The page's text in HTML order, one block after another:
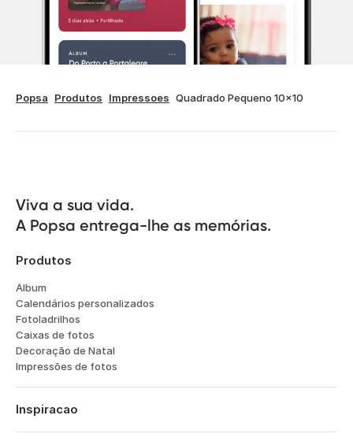
Popsa Produtos Impressoes Quadrado Pequeno 10x10
Viva a sua vida.
A Popsa entrega-lhe as memórias.
Produtos
Álbum
Calendários personalizados
Fotoladrilhos
Caixas de fotos
Decoração de Natal
Impressões de fotos
Inspiracao
Viagens